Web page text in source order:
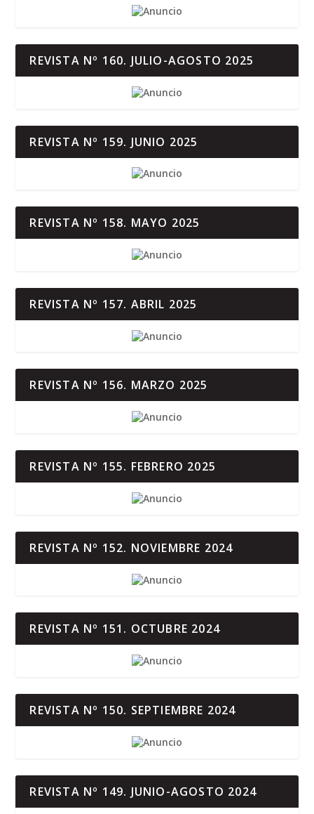
REVISTA Nº 160. JULIO-AGOSTO 2025
REVISTA Nº 159. JUNIO 2025
REVISTA Nº 158. MAYO 2025
REVISTA Nº 157. ABRIL 2025
REVISTA Nº 156. MARZO 2025
REVISTA Nº 155. FEBRERO 2025
REVISTA Nº 152. NOVIEMBRE 2024
REVISTA Nº 151. OCTUBRE 2024
REVISTA Nº 150. SEPTIEMBRE 2024
REVISTA Nº 149. JUNIO-AGOSTO 2024